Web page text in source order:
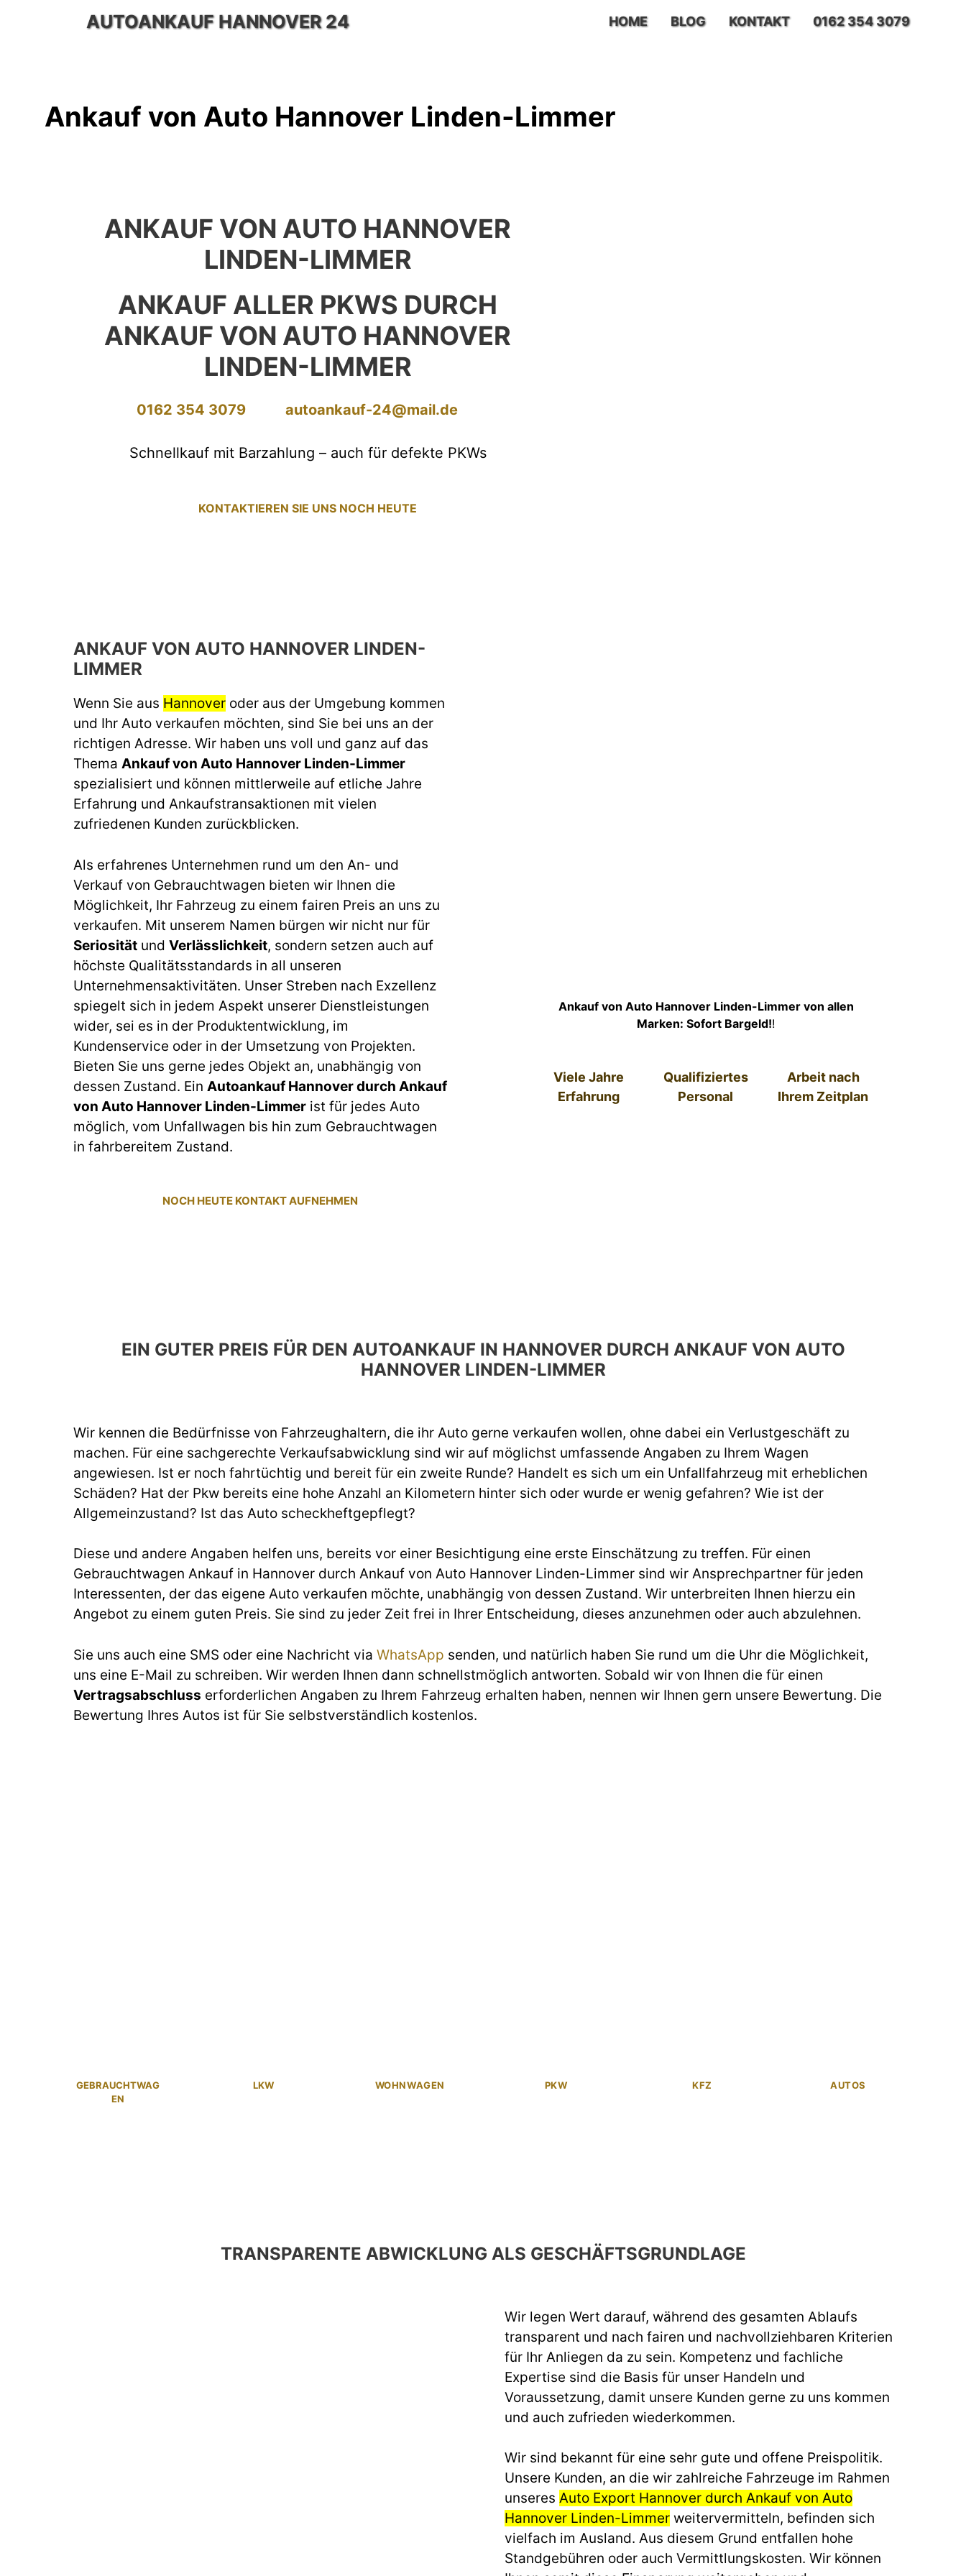
AUTOANKAUF HANNOVER 24 HOME BLOG KONTAKT 0162 354 3079
Ankauf von Auto Hannover Linden-Limmer
ANKAUF VON AUTO HANNOVER
LINDEN-LIMMER
ANKAUF ALLER PKWS DURCH
ANKAUF VON AUTO HANNOVER
LINDEN-LIMMER
0162 354 3079 autoankauf-24@mail.de
Schnellkauf mit Barzahlung – auch für defekte PKWs
KONTAKTIEREN SIE UNS NOCH HEUTE
ANKAUF VON AUTO HANNOVER LINDEN-
LIMMER
Wenn Sie aus Hannover oder aus der Umgebung kommen
und Ihr Auto verkaufen möchten, sind Sie bei uns an der
richtigen Adresse. Wir haben uns voll und ganz auf das
Thema Ankauf von Auto Hannover Linden-Limmer
spezialisiert und können mittlerweile auf etliche Jahre
Erfahrung und Ankaufstransaktionen mit vielen
zufriedenen Kunden zurückblicken.
Als erfahrenes Unternehmen rund um den An- und
Verkauf von Gebrauchtwagen bieten wir Ihnen die
Möglichkeit, Ihr Fahrzeug zu einem fairen Preis an uns zu
verkaufen. Mit unserem Namen bürgen wir nicht nur für
Seriosität und Verlässlichkeit, sondern setzen auch auf
höchste Qualitätsstandards in all unseren
Unternehmensaktivitäten. Unser Streben nach Exzellenz
spiegelt sich in jedem Aspekt unserer Dienstleistungen
wider, sei es in der Produktentwicklung, im
Kundenservice oder in der Umsetzung von Projekten.
Bieten Sie uns gerne jedes Objekt an, unabhängig von
dessen Zustand. Ein Autoankauf Hannover durch Ankauf
von Auto Hannover Linden-Limmer ist für jedes Auto
möglich, vom Unfallwagen bis hin zum Gebrauchtwagen
in fahrbereitem Zustand.
NOCH HEUTE KONTAKT AUFNEHMEN
Ankauf von Auto Hannover Linden-Limmer von allen
Marken: Sofort Bargeld!!
Viele Jahre
Erfahrung
Qualifiziertes
Personal
Arbeit nach
Ihrem Zeitplan
EIN GUTER PREIS FÜR DEN AUTOANKAUF IN HANNOVER DURCH ANKAUF VON AUTO
HANNOVER LINDEN-LIMMER
Wir kennen die Bedürfnisse von Fahrzeughaltern, die ihr Auto gerne verkaufen wollen, ohne dabei ein Verlustgeschäft zu
machen. Für eine sachgerechte Verkaufsabwicklung sind wir auf möglichst umfassende Angaben zu Ihrem Wagen
angewiesen. Ist er noch fahrtüchtig und bereit für ein zweite Runde? Handelt es sich um ein Unfallfahrzeug mit erheblichen
Schäden? Hat der Pkw bereits eine hohe Anzahl an Kilometern hinter sich oder wurde er wenig gefahren? Wie ist der
Allgemeinzustand? Ist das Auto scheckheftgepflegt?
Diese und andere Angaben helfen uns, bereits vor einer Besichtigung eine erste Einschätzung zu treffen. Für einen
Gebrauchtwagen Ankauf in Hannover durch Ankauf von Auto Hannover Linden-Limmer sind wir Ansprechpartner für jeden
Interessenten, der das eigene Auto verkaufen möchte, unabhängig von dessen Zustand. Wir unterbreiten Ihnen hierzu ein
Angebot zu einem guten Preis. Sie sind zu jeder Zeit frei in Ihrer Entscheidung, dieses anzunehmen oder auch abzulehnen.
Sie uns auch eine SMS oder eine Nachricht via WhatsApp senden, und natürlich haben Sie rund um die Uhr die Möglichkeit,
uns eine E-Mail zu schreiben. Wir werden Ihnen dann schnellstmöglich antworten. Sobald wir von Ihnen die für einen
Vertragsabschluss erforderlichen Angaben zu Ihrem Fahrzeug erhalten haben, nennen wir Ihnen gern unsere Bewertung. Die
Bewertung Ihres Autos ist für Sie selbstverständlich kostenlos.
GEBRAUCHTWAG
EN
LKW WOHNWAGEN PKW KFZ AUTOS
TRANSPARENTE ABWICKLUNG ALS GESCHÄFTSGRUNDLAGE
Wir legen Wert darauf, während des gesamten Ablaufs
transparent und nach fairen und nachvollziehbaren Kriterien
für Ihr Anliegen da zu sein. Kompetenz und fachliche
Expertise sind die Basis für unser Handeln und
Voraussetzung, damit unsere Kunden gerne zu uns kommen
und auch zufrieden wiederkommen.
Wir sind bekannt für eine sehr gute und offene Preispolitik.
Unsere Kunden, an die wir zahlreiche Fahrzeuge im Rahmen
unseres Auto Export Hannover durch Ankauf von Auto
Hannover Linden-Limmer weitervermitteln, befinden sich
vielfach im Ausland. Aus diesem Grund entfallen hohe
Standgebühren oder auch Vermittlungskosten. Wir können